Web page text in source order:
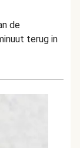
de
terug in